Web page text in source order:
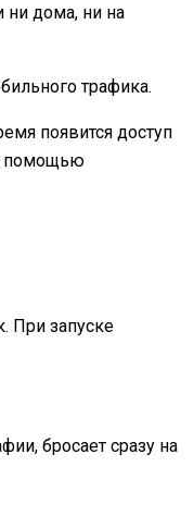
ни дома, ни на
трафика.
появится доступ
помощью
При запуске
бросает сразу на